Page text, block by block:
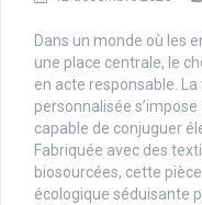
Dans un monde où les
une place centrale, le
en acte responsable.
personnalisée
capable de conjuguer
Fabriquée avec des
biosourcées, cette
écologique séduisante